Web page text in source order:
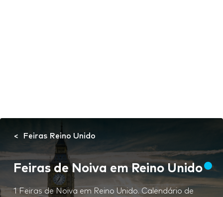
Feiras Reino Unido
Feiras de Noiva em Reino Unido
1 Feiras de Noiva em Reino Unido. Calendário de